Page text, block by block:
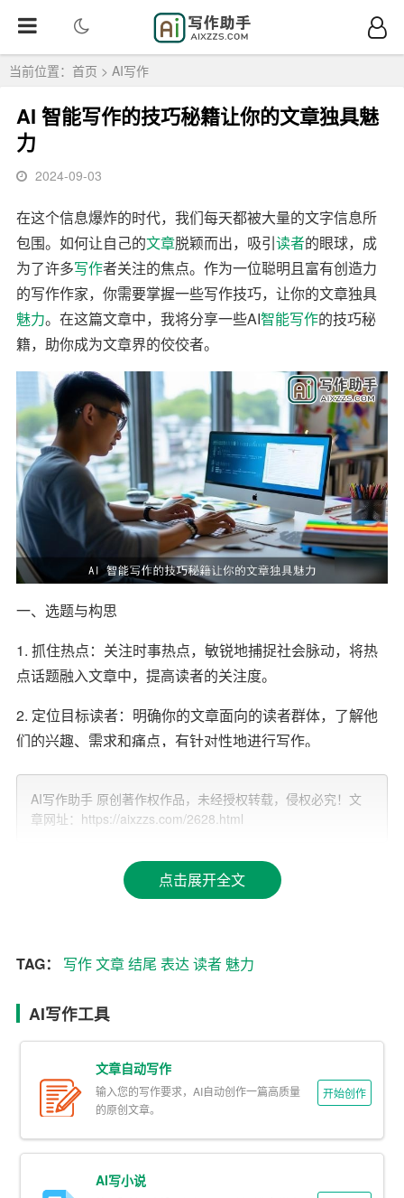
当前位置： 首页 > AI写作
AI 智能写作的技巧秘籍让你的文章独具魅
力
2024-09-03
在这个信息爆炸的时代，我们每天都被大量的文字信息所
包围。如何让自己的文章脱颖而出，吸引读者的眼球，成
为了许多写作者关注的焦点。作为一位聪明且富有创造力
的写作作家，你需要掌握一些写作技巧，让你的文章独具
魅力。在这篇文章中，我将分享一些AI智能写作的技巧秘
籍，助你成为文章界的佼佼者。
一、选题与构思
1. 抓住热点：关注时事热点，敏锐地捕捉社会脉动，将热
点话题融入文章中，提高读者的关注度。
2. 定位目标读者：明确你的文章面向的读者群体，了解他
们的兴趣、需求和痛点，有针对性地进行写作。
3. 创新构思：尝试用不同的角度和思维方式去审视一个问
题，跳出传统思维框架，为读者带来新鲜感。
1. 标题吸引力：运用有趣的比喻、悬念、疑问等手法，打
文章的核心观点，让读者一眼看出文章的价值。
三、正文写作
三个部分，使文章层次分明，易于阅读。
2. 逻辑严密：确保文章中的论点、论据和论证紧密相连，
形成一个完整的逻辑体系。
3. 丰富素材：运用各种类型的素材，如案例、数据、名言
AI写作助手 原创著作权作品，未经授权转载，侵权必究！文
章网址：https://aixzzs.com/2628.html
点击展开全文
TAG： 写作文章结尾 表达读者 魅力
AI写作工具
文章自动写作
输入您的写作要求，AI自动创作一篇高质量
的原创文章。
开始创作
AI写小说